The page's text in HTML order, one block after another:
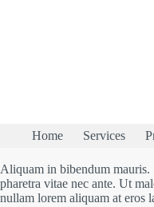
Home Services
Aliquam in bibendum
pharetra vitae nec ante. Ut
nullam lorem aliquam at eros